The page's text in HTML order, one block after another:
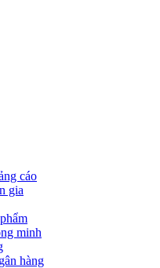
cáo
gia
minh
hàng